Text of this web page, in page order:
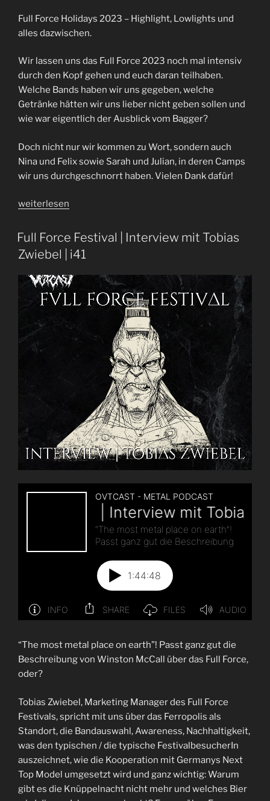
Full Force Holidays 2023 – Highlight, Lowlights und
alles dazwischen.
Wir lassen uns das Full Force 2023 noch mal intensiv
durch den Kopf gehen und euch daran teilhaben.
Welche Bands haben wir uns gegeben, welche
Getränke hätten wir uns lieber nicht geben sollen und
wie war eigentlich der Ausblick vom Bagger?
Doch nicht nur wir kommen zu Wort, sondern auch
Nina und Felix sowie Sarah und Julian, in deren Camps
wir uns durchgeschnorrt haben. Vielen Dank dafür!
„Full
2023
Festival
Review
Folge
weiterlesen
Full Force Festival | Interview mit Tobias
Zwiebel | i41
“The most metal place on earth”! Passt ganz gut die
Beschreibung von Winston McCall über das Full Force,
oder?
Tobias Zwiebel, Marketing Manager des Full Force
Festivals, spricht mit uns über das Ferropolis als
Standort, die Bandauswahl, Awareness, Nachhaltigkeit,
was den typischen / die typische FestivalbesucherIn
auszeichnet, wie die Kooperation mit Germanys Next
Top Model umgesetzt wird und ganz wichtig: Warum
gibt es die Knüppelnacht nicht mehr und welches Bier